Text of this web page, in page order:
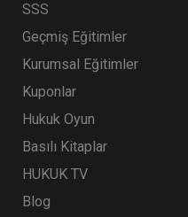
SSS
Geçmiş Eğitimler
Kurumsal Eğitimler
Kuponlar
Hukuk Oyun
Basılı Kitaplar
HUKUK TV
Blog